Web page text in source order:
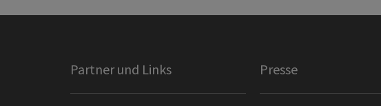
Partner und Links Presse